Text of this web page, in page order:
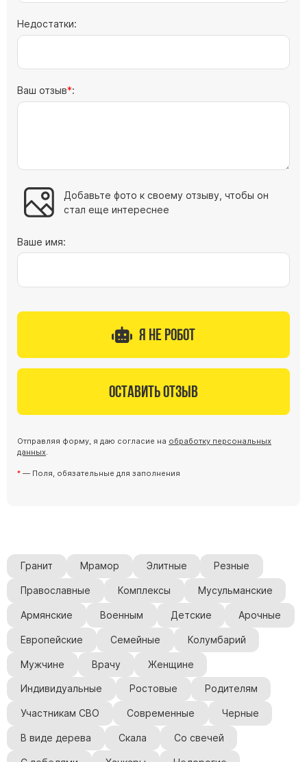
Распятие
Недостатки:
Ваш отзыв :
Добавьте фото к своему отзыву, чтобы он
стал еще интереснее
Ваше имя:
Я не робот
Оставить отзыв
Отправляя форму, я даю согласие на обработку персональных
данных
— Поля, обязательные для заполнения
Гранит Мрамор Элитные Резные
Православные Комплексы Мусульманские
Армянские Военным Детские Арочные
Европейские Семейные Колумбарий
Мужчине Врачу Женщине
Индивидуальные Ростовые Родителям
Участникам СВО Современные Черные
В виде дерева Скала Со свечей